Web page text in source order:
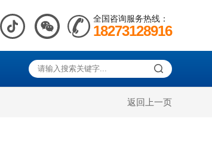
全国咨询服务热线：
18273128916
返回上一页